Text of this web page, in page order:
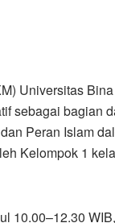
Universitas
sebagai bagian
Peran Islam
Kelompok 1
10.00–12.30